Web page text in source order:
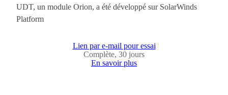
UDT, un module Orion, a été développé sur SolarWinds
Platform
Lien par e-mail pour essai
Complète, 30 jours
En savoir plus